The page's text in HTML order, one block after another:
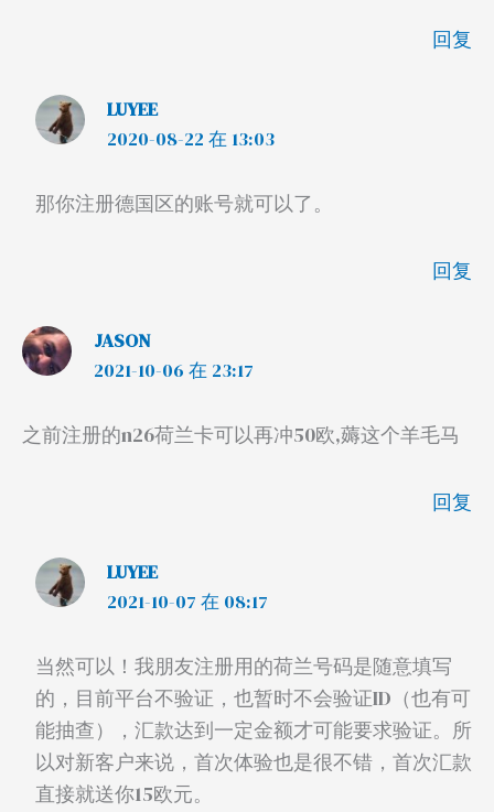
回复
LUYEE
2020-08-22 在 13:03
那你注册德国区的账号就可以了。
回复
JASON
2021-10-06 在 23:17
之前注册的n26荷兰卡可以再冲50欧,薅这个羊毛马
回复
LUYEE
2021-10-07 在 08:17
当然可以！我朋友注册用的荷兰号码是随意填写
的，目前平台不验证，也暂时不会验证ID（也有可
能抽查），汇款达到一定金额才可能要求验证。所
以对新客户来说，首次体验也是很不错，首次汇款
直接就送你15欧元。